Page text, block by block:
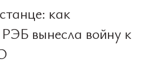
как
вынесла войну к